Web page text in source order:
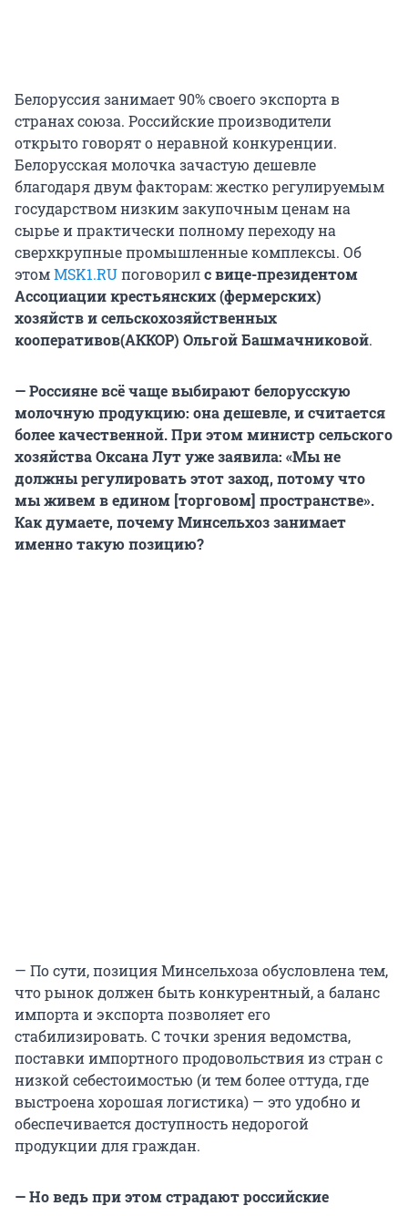
Белоруссия занимает 90% своего экспорта в
странах союза. Российские производители
открыто говорят о неравной конкуренции.
Белорусская молочка зачастую дешевле
благодаря двум факторам: жестко регулируемым
государством низким закупочным ценам на
сырье и практически полному переходу на
сверхкрупные промышленные комплексы. Об
этомMSK1.RUпоговорилс вице-президентом
Ассоциации крестьянских (фермерских)
хозяйств и сельскохозяйственных
кооперативов(АККОР) Ольгой Башмачниковой.
— Россияне всё чаще выбирают белорусскую
молочную продукцию: она дешевле, и считается
более качественной. При этом министр сельского
хозяйства Оксана Лут уже заявила: «Мы не
должны регулировать этот заход, потому что
мы живем в едином [торговом] пространстве».
Как думаете, почему Минсельхоз занимает
именно такую позицию?
— По сути, позиция Минсельхоза обусловлена тем,
что рынок должен быть конкурентный, а баланс
импорта и экспорта позволяет его
стабилизировать. С точки зрения ведомства,
поставки импортного продовольствия из стран с
низкой себестоимостью (и тем более оттуда, где
выстроена хорошая логистика) — это удобно и
обеспечивается доступность недорогой
продукции для граждан.
— Но ведь при этом страдают российские